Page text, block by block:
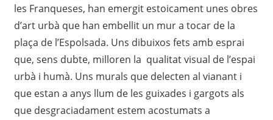
les Franqueses, han emergit estoicament unes obres
d’art urbà que han embellit un mur a tocar de la
plaça de l’Espolsada. Uns dibuixos fets amb esprai
que, sens dubte, milloren la qualitat visual de l’espai
urbà i humà. Uns murals que delecten al vianant i
que estan a anys llum de les guixades i gargots als
que desgraciadament estem acostumats a